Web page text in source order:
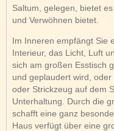
Saltum, gelegen, bietet
und Verwöhnen bietet.
Im Inneren empfängt Sie
Interieur, das Licht, Luft
sich am großen Esstisch
und geplaudert wird,
oder Strickzeug auf dem
Unterhaltung. Durch die
schafft eine ganz
Haus verfügt über eine